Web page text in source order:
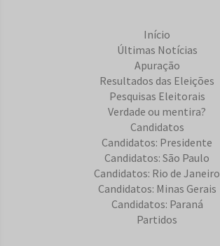
Início
Últimas Notícias
Apuração
Resultados das Eleições
Pesquisas Eleitorais
Verdade ou mentira?
Candidatos
Candidatos: Presidente
Candidatos: São Paulo
Candidatos: Rio de Janeiro
Candidatos: Minas Gerais
Candidatos: Paraná
Partidos